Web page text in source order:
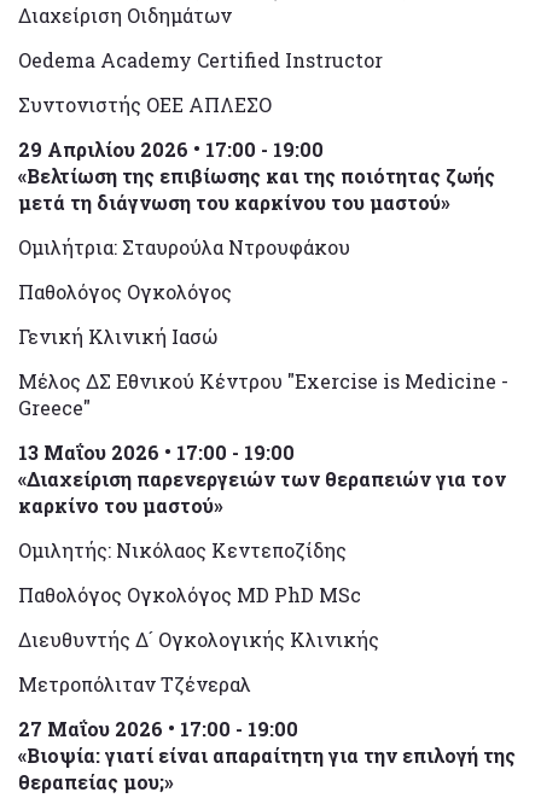
Διαχείριση Οιδημάτων
Oedema Academy Certified Instructor
Συντονιστής ΟΕΕ ΑΠΛΕΣΟ
29 Απριλίου 2026 • 17:00 - 19:00
«Βελτίωση της επιβίωσης και της ποιότητας ζωής
μετά τη διάγνωση του καρκίνου του μαστού»
Ομιλήτρια: Σταυρούλα Ντρουφάκου
Παθολόγος Ογκολόγος
Γενική Κλινική Ιασώ
Μέλος ΔΣ Εθνικού Κέντρου "Exercise is Medicine -
Greece"
13 Μαΐου 2026 • 17:00 - 19:00
«Διαχείριση παρενεργειών των θεραπειών για τον
καρκίνο του μαστού»
Ομιλητής: Νικόλαος Κεντεποζίδης
Παθολόγος Ογκολόγος MD PhD MSc
Διευθυντής Δ´ Ογκολογικής Κλινικής
Μετροπόλιταν Τζένεραλ
27 Μαΐου 2026 • 17:00 - 19:00
«Bιοψία: γιατί είναι απαραίτητη για την επιλογή της
θεραπείας μου;»